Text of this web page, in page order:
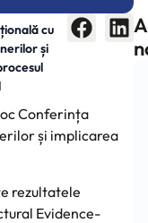
cu
și
Conferința
și implicarea
rezultatele
Evidence-